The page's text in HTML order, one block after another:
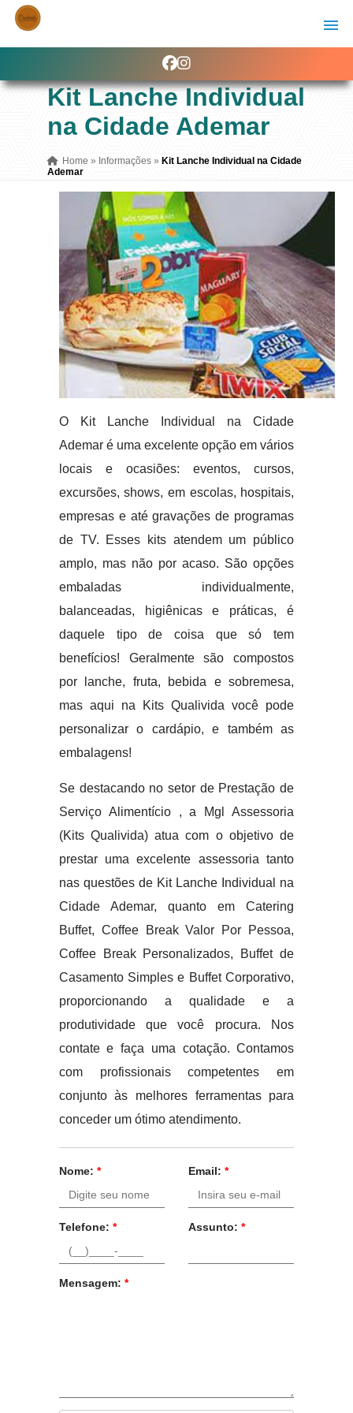
Kit Lanche Individual
na Cidade Ademar
Home » Informações » Kit Lanche Individual na Cidade
Ademar
O Kit Lanche Individual na Cidade
Ademar é uma excelente opção em vários
locais e ocasiões: eventos, cursos,
excursões, shows, em escolas, hospitais,
empresas e até gravações de programas
de TV. Esses kits atendem um público
amplo, mas não por acaso. São opções
embaladas individualmente,
balanceadas, higiênicas e práticas, é
daquele tipo de coisa que só tem
benefícios! Geralmente são compostos
por lanche, fruta, bebida e sobremesa,
mas aqui na Kits Qualivida você pode
personalizar o cardápio, e também as
embalagens!
Se destacando no setor de Prestação de
Serviço Alimentício , a Mgl Assessoria
(Kits Qualivida) atua com o objetivo de
prestar uma excelente assessoria tanto
nas questões de Kit Lanche Individual na
Cidade Ademar, quanto em Catering
Buffet, Coffee Break Valor Por Pessoa,
Coffee Break Personalizados, Buffet de
Casamento Simples e Buffet Corporativo,
proporcionando a qualidade e a
produtividade que você procura. Nos
contate e faça uma cotação. Contamos
com profissionais competentes em
conjunto às melhores ferramentas para
conceder um ótimo atendimento.
Nome: * Email: *
Telefone: * Assunto: *
Mensagem: *